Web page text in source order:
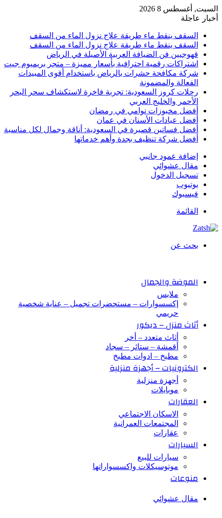
السبت, أغسطس 8 2026
أخبار عاجلة
السقف ينقط ماء طريقة علاج نزول الماء من السقف
السقف ينقط ماء طريقة علاج نزول الماء من السقف
قهوجيين فن الضيافة العربية الأصيلة في الرياض
اشتراكات رقمية احترافية بأسعار مميزة – متجر بريميوم جيت
شركة مكافحة حشرات بالرياض باستخدام أقوى المبيدات
الفعالة والمضمونة
رحلات كروز السعودية: تجربة فاخرة لاستكشاف سحر البحر
الأحمر والخليج العربي
أفضل مخبوزات نوامي في رمضان
أفضل عيادات الأسنان في عمان
أفضل فساتين قصيرة في السعودية: أناقة وجمال لكل مناسبة
أفضل شركة تنظيف بجدة وأهم خدماتها
إضافة عمود جانبي
مقال عشوائي
تسجيل الدخول
يوتيوب
فيسبوك
القائمة
بحث عن
الموضة والجمال
ملابس
إكسسوارات – مستحضرات تجميل – عناية شخصية
حريمي
أثاث منزل – ديكور
أثاث متعدد – أخر
أقمشة – ستائر – سجاد
مطبخ – ادوات مطبخ
الكترونيات – أجهزة منزلية
أجهزة منزلية
موبايلات
العقارات
الاسكان الاجتماعي
المجتمعات العمرانية
عقارات
السيارات
سيارات للبيع
موتوسيكلات واكسسواراتها
منوعات
مقال عشوائي